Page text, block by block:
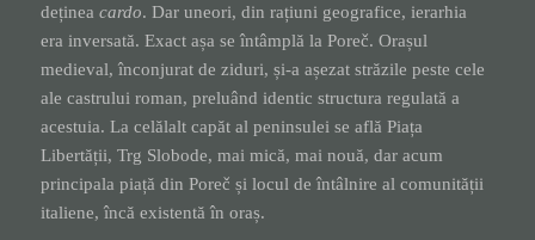
dețineacardo. Dar uneori, din rațiuni geografice, ierarhia
era inversată. Exact așa se întâmplă la Poreč. Orașul
medieval, înconjurat de ziduri, și-a așezat străzile peste cele
ale castrului roman, preluând identic structura regulată a
acestuia. La celălalt capăt al peninsulei se află Piața
Libertății, Trg Slobode, mai mică, mai nouă, dar acum
principala piață din Poreč și locul de întâlnire al comunității
italiene, încă existentă în oraș.